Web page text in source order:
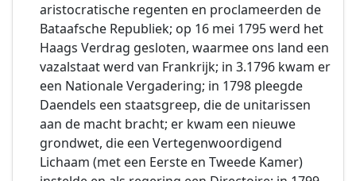
aristocratische regenten en proclameerden de
Bataafsche Republiek; op 16 mei 1795 werd het
Haags Verdrag gesloten, waarmee ons land een
vazalstaat werd van Frankrijk; in 3.1796 kwam er
een Nationale Vergadering; in 1798 pleegde
Daendels een staatsgreep, die de unitarissen
aan de macht bracht; er kwam een nieuwe
grondwet, die een Vertegenwoordigend
Lichaam (met een Eerste en Tweede Kamer)